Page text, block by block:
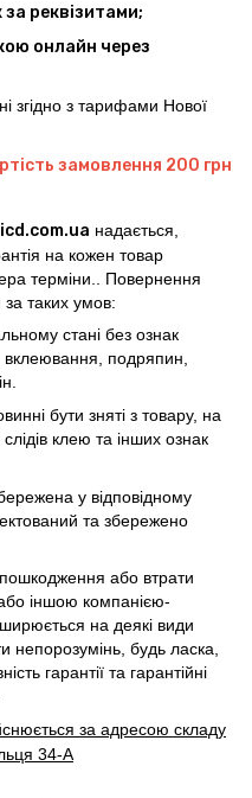
за реквізитами;
онлайн через
згідно з тарифами Нової
замовлення 200 грн
надається,
на кожен товар
терміни.. Повернення
за таких умов:
стані без ознак
подряпин,
бути зняті з товару, на
клею та інших ознак
у відповідному
та збережено
або втрати
іншою компанією-
на деякі види
непорозумінь, будь ласка,
гарантії та гарантійні
за адресою складу
34-А